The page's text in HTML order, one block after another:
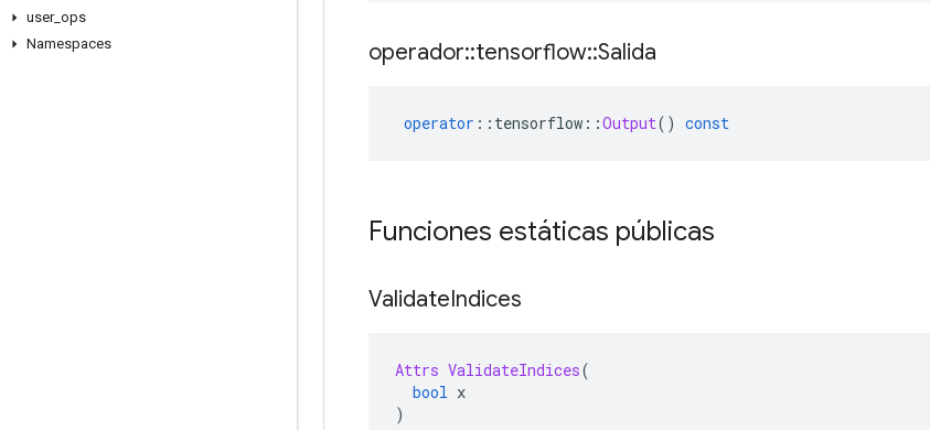
user_ ops
Namespaces
operador::tensorflow::Salida
operator :: tensorflow ::Output() const
Funciones estáticas públicas
ValidateIndices
Attrs ValidateIndices(
bool x
)